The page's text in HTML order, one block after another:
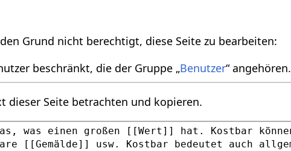
Grund nicht berechtigt, diese Seite zu bearbeiten:
beschränkt, die der Gruppe „Benutzer“ angehören.
dieser Seite betrachten und kopieren.